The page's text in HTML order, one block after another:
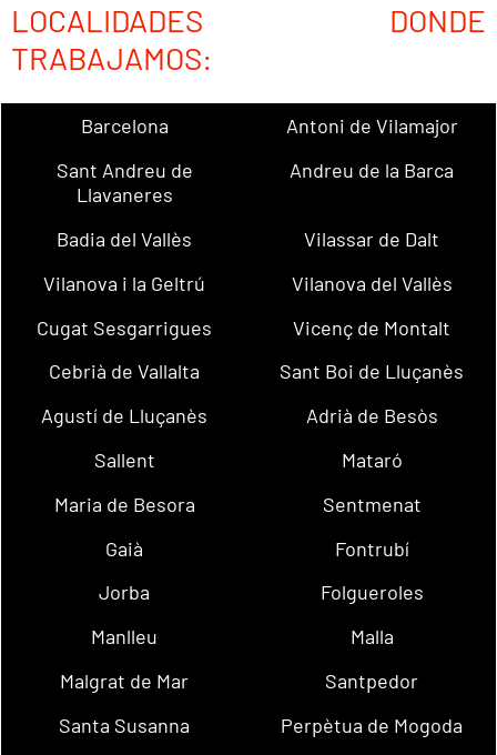
LOCALIDADES DONDE
TRABAJAMOS:
Barcelona
Antoni de Vilamajor
Sant Andreu de
Llavaneres
Andreu de la Barca
Badia del Vallès
Vilassar de Dalt
Vilanova i la Geltrú
Vilanova del Vallès
Cugat Sesgarrigues
Vicenç de Montalt
Cebrià de Vallalta
Sant Boi de Lluçanès
Agustí de Lluçanès
Adrià de Besòs
Sallent
Mataró
Maria de Besora
Sentmenat
Gaià
Fontrubí
Jorba
Folgueroles
Manlleu
Malla
Malgrat de Mar
Santpedor
Santa Susanna
Perpètua de Mogoda